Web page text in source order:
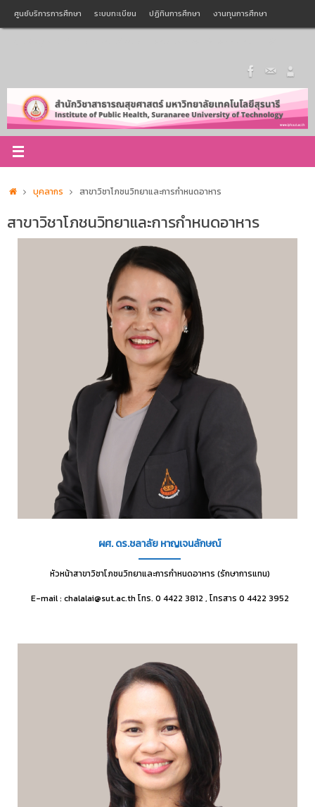
ศูนย์บริการการศึกษา ระบบทะเบียน ปฏิทินการศึกษา งานทุนการศึกษา
Homeบุคลากร สาขาวิชาโภชนวิทยาและการกำหนดอาหาร
สาขาวิชาโภชนวิทยาและการกำหนดอาหาร
ผศ. ดร.ชลาลัย หาญเจนลักษณ์
หัวหน้าสาขาวิชาโภชนวิทยาและการกำหนดอาหาร (รักษาการแทน)
E-mail : chalalai@sut.ac.th โทร. 0 4422 3812 , โทรสาร 0 4422 3952